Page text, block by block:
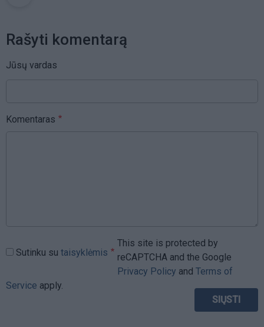
Rašyti komentarą
Jūsų vardas
Komentaras
Sutinku su taisyklėmis
This site is protected by
reCAPTCHA and the Google
Privacy Policy and Terms of
Service apply.